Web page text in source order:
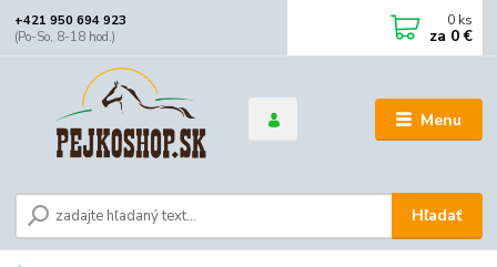
Menu
Hľadať
+421 950 694 923
(Po-So, 8-18 hod.)
0 ks
za 0 €